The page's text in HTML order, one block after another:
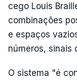
cego Louis
combinações
e espaços
números, sinais
O sistema "é